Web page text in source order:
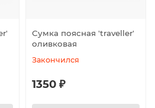
Сумка поясная ′traveller′
оливковая
Закончился
1350 ₽